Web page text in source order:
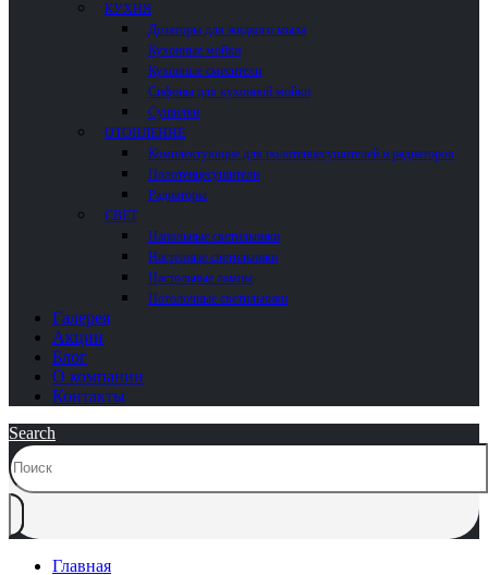
КУХНЯ
Дозаторы для жидкого мыла
Кухонные мойки
Кухонные смесители
Сифоны для кухонной мойки
Сушилки
ОТОПЛЕНИЕ
Комплектующие для полотенцесушителей и радиаторов
Полотенцесушители
Радиаторы
СВЕТ
Напольные светильники
Настенные светильники
Настольные лампы
Потолочные светильники
Галерея
Акции
Блог
О компании
Контакты
Search
Главная